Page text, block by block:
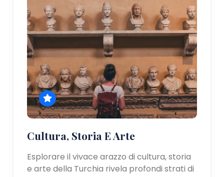
Cultura, Storia E Arte
Esplorare il vivace arazzo di cultura, storia
e arte della Turchia rivela profondi strati di